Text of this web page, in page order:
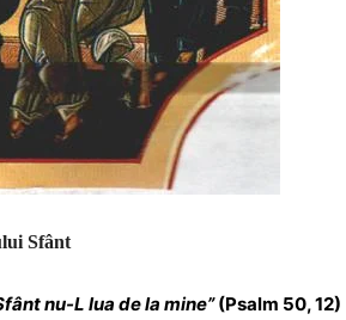
Sfânt
nu-L lua de la mine”(Psalm 50, 12)